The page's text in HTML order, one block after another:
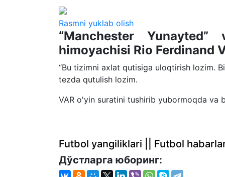
Rasmni yuklab olish
“Manchester
himoyachisi Rio Ferdinand
“Bu tizimni axlat qutisiga uloqtirish lozim.
tezda qutulish lozim.
VAR o'yin suratini tushirib yubormoqda va
Futbol yangiliklari || Futbol
Дўстларга юборинг: